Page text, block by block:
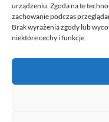
urządzeniu. Zgoda na te
zachowanie podczas
Brak wyrażenia zgody lub
niektóre cechy i funkcje.
© 2026 Only You -
opracowanie: